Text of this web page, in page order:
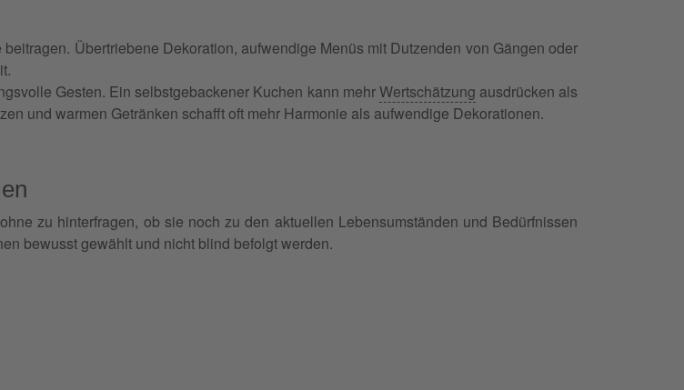
Übertriebene Dekoration, aufwendige Menüs mit Dutzenden von Gängen oder
Gesten. Ein selbstgebackener Kuchen kann mehrWertschätzung ausdrücken als
und warmen Getränken schafft oft mehr Harmonie als aufwendige Dekorationen.
zu hinterfragen, ob sie noch zu den aktuellen Lebensumständen und Bedürfnissen
bewusst gewählt und nicht blind befolgt werden.